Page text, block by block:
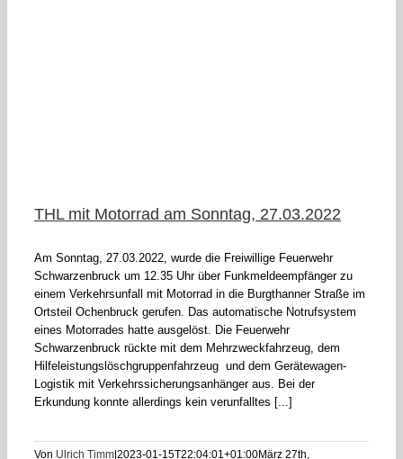
THL mit Motorrad am Sonntag, 27.03.2022
Am Sonntag, 27.03.2022, wurde die Freiwillige Feuerwehr
Schwarzenbruck um 12.35 Uhr über Funkmeldeempfänger zu
einem Verkehrsunfall mit Motorrad in die Burgthanner Straße im
Ortsteil Ochenbruck gerufen. Das automatische Notrufsystem
eines Motorrades hatte ausgelöst. Die Feuerwehr
Schwarzenbruck rückte mit dem Mehrzweckfahrzeug, dem
Hilfeleistungslöschgruppenfahrzeug und dem Gerätewagen-
Logistik mit Verkehrssicherungsanhänger aus. Bei der
Erkundung konnte allerdings kein verunfalltes [...]
Von Ulrich Timm 2023-01-15T22:04:01+01:00März 27th,